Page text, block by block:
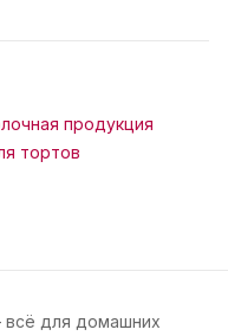
продукция
тортов
всё для домашних